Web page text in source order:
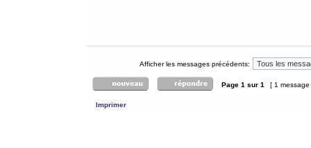
Afficher les messages précédents:
Page 1 sur 1 [ 1
Imprimer